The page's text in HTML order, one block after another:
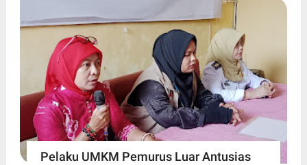
Pelaku UMKM Pemurus Luar Antusias